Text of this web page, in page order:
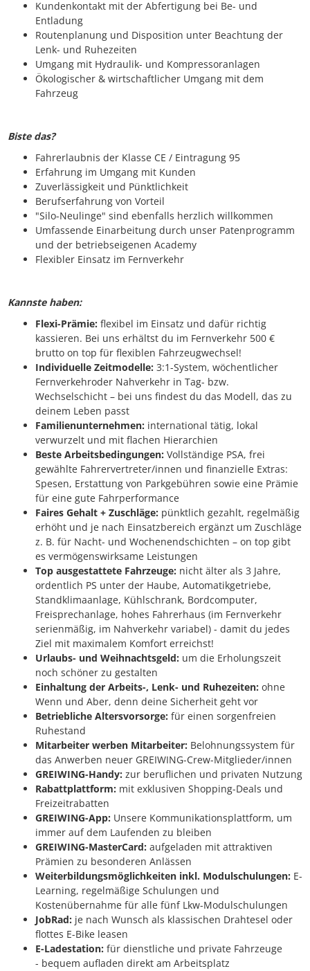
Kundenkontakt mit der Abfertigung bei Be- und
Entladung
Routenplanung und Disposition unter Beachtung der
Lenk- und Ruhezeiten
Umgang mit Hydraulik- und Kompressoranlagen
Ökologischer & wirtschaftlicher Umgang mit dem
Fahrzeug
Biste das?
Fahrerlaubnis der Klasse CE / Eintragung 95
Erfahrung im Umgang mit Kunden
Zuverlässigkeit und Pünktlichkeit
Berufserfahrung von Vorteil
"Silo-Neulinge" sind ebenfalls herzlich willkommen
Umfassende Einarbeitung durch unser Patenprogramm
und der betriebseigenen Academy
Flexibler Einsatz im Fernverkehr
Kannste haben:
Flexi-Prämie: flexibel im Einsatz und dafür richtig
kassieren. Bei uns erhältst du im Fernverkehr 500 €
brutto on top für flexiblen Fahrzeugwechsel!
Individuelle Zeitmodelle: 3:1-System, wöchentlicher
Fernverkehroder Nahverkehr in Tag- bzw.
Wechselschicht – bei uns findest du das Modell, das zu
deinem Leben passt
Familienunternehmen: international tätig, lokal
verwurzelt und mit flachen Hierarchien
Beste Arbeitsbedingungen: Vollständige PSA, frei
gewählte Fahrervertreter/innen und finanzielle Extras:
Spesen, Erstattung von Parkgebühren sowie eine Prämie
für eine gute Fahrperformance
Faires Gehalt + Zuschläge: pünktlich gezahlt, regelmäßig
erhöht und je nach Einsatzbereich ergänzt um Zuschläge
z. B. für Nacht- und Wochenendschichten – on top gibt
es vermögenswirksame Leistungen
Top ausgestattete Fahrzeuge: nicht älter als 3 Jahre,
ordentlich PS unter der Haube, Automatikgetriebe,
Standklimaanlage, Kühlschrank, Bordcomputer,
Freisprechanlage, hohes Fahrerhaus (im Fernverkehr
serienmäßig, im Nahverkehr variabel) - damit du jedes
Ziel mit maximalem Komfort erreichst!
Urlaubs- und Weihnachtsgeld: um die Erholungszeit
noch schöner zu gestalten
Einhaltung der Arbeits-, Lenk- und Ruhezeiten: ohne
Wenn und Aber, denn deine Sicherheit geht vor
Betriebliche Altersvorsorge: für einen sorgenfreien
Ruhestand
Mitarbeiter werben Mitarbeiter: Belohnungssystem für
das Anwerben neuer GREIWING-Crew-Mitglieder/innen
GREIWING-Handy: zur beruflichen und privaten Nutzung
Rabattplattform: mit exklusiven Shopping-Deals und
Freizeitrabatten
GREIWING-App: Unsere Kommunikationsplattform, um
immer auf dem Laufenden zu bleiben
GREIWING-MasterCard: aufgeladen mit attraktiven
Prämien zu besonderen Anlässen
Weiterbildungsmöglichkeiten inkl. Modulschulungen: E-
Learning, regelmäßige Schulungen und
Kostenübernahme für alle fünf Lkw-Modulschulungen
JobRad: je nach Wunsch als klassischen Drahtesel oder
flottes E-Bike leasen
E-Ladestation: für dienstliche und private Fahrzeuge
- bequem aufladen direkt am Arbeitsplatz